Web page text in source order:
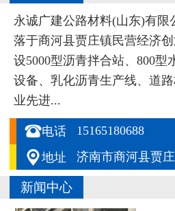
永诚广建公路材料(山东)有限
落于商河县贾庄镇民营经济创
设5000型沥青拌合站、800型
设备、乳化沥青生产线、道
业先进...
电话 15165180688
地址 济南市商河县贾
新闻中心